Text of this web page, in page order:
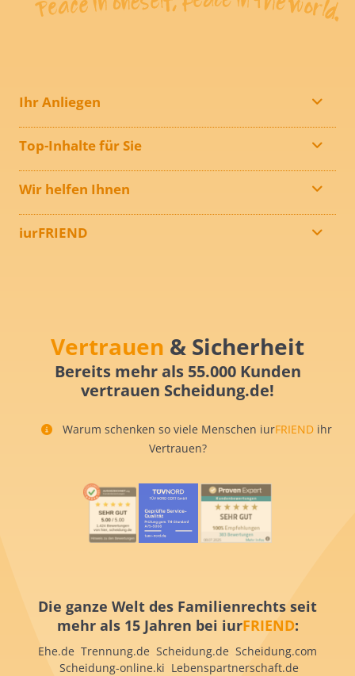
Ihr Anliegen
Top-Inhalte für Sie
Wir helfen Ihnen
iurFRIEND
Vertrauen & Sicherheit
Bereits mehr als 55.000 Kunden
vertrauen Scheidung.de!
Warum schenken so viele Menschen iurFRIEND ihr
Vertrauen?
Die ganze Welt des Familienrechts seit
mehr als 15 Jahren bei iurFRIEND:
Ehe.de Trennung.de Scheidung.de Scheidung.com
Scheidung-online.ki Lebenspartnerschaft.de